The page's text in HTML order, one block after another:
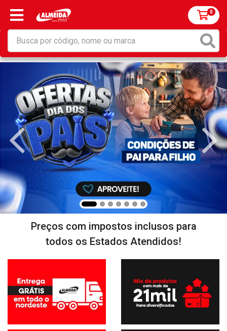
0
Preços com impostos inclusos para
todos os Estados Atendidos!